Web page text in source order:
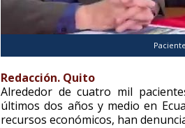
Redacción. Quito
Alrededor de cuatro mil
últimos dos años y medio en
recursos económicos, han